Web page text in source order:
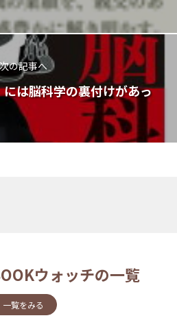
次の記事へ
は脳科学の裏付けがあっ
ウォッチの一覧
一覧をみる